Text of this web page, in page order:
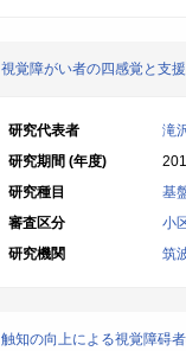
視覚障がい者の四感覚と支
研究代表者
滝
研究期間 (年度)
研究種目
基
審査区分
小
研究機関
筑
触知の向上による視覚障碍